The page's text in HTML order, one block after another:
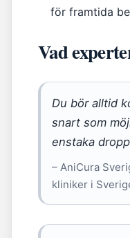
för framtida
Vad
Du bör alltid
snart som
enstaka
– AniCura
kliniker i